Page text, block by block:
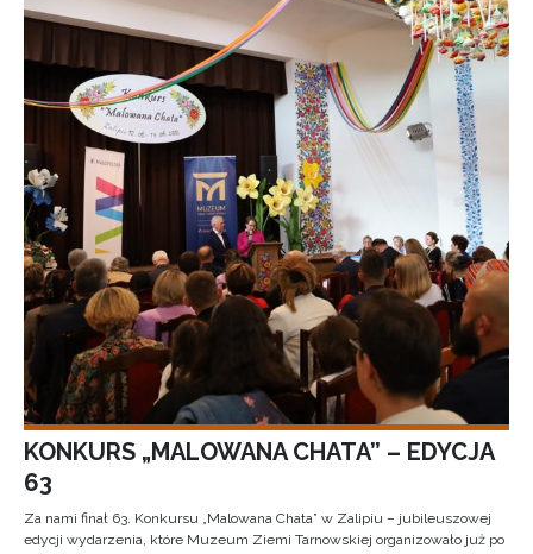
KONKURS „MALOWANA CHATA” – EDYCJA
63
Za nami finał 63. Konkursu „Malowana Chata” w Zalipiu – jubileuszowej
edycji wydarzenia, które Muzeum Ziemi Tarnowskiej organizowało już po